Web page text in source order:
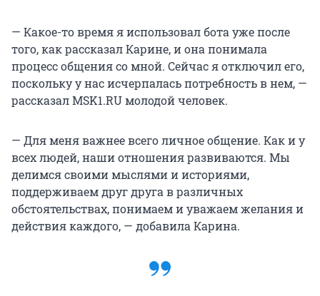
— Какое-то время я использовал бота уже после
того, как рассказал Карине, и она понимала
процесс общения со мной. Сейчас я отключил его,
поскольку у нас исчерпалась потребность в нем, —
рассказал MSK1.RU молодой человек.
— Для меня важнее всего личное общение. Как и у
всех людей, наши отношения развиваются. Мы
делимся своими мыслями и историями,
поддерживаем друг друга в различных
обстоятельствах, понимаем и уважаем желания и
действия каждого, — добавила Карина.